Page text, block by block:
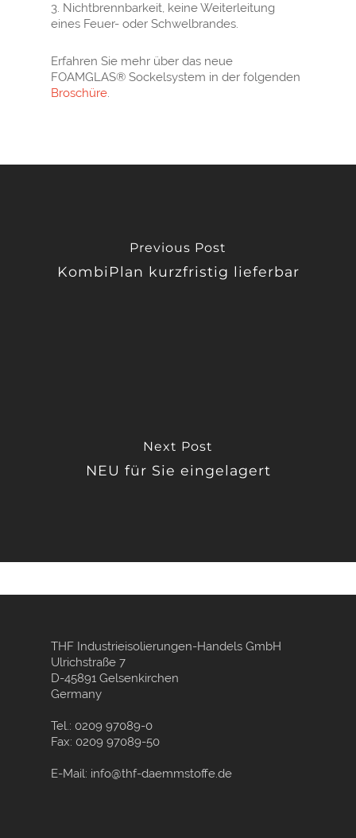
3. Nichtbrennbarkeit, keine Weiterleitung
eines Feuer- oder Schwelbrandes.
Erfahren Sie mehr über das neue
FOAMGLAS® Sockelsystem in der folgenden
Broschüre.
Previous Post
KombiPlan kurzfristig lieferbar
Next Post
NEU für Sie eingelagert
THF Industrieisolierungen-Handels GmbH
Ulrichstraße 7
D-45891 Gelsenkirchen
Germany
Tel.: 0209 97089-0
Fax: 0209 97089-50
E-Mail: info@thf-daemmstoffe.de